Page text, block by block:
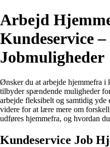
Arbejd
Kundeservice
Jobmuligheder
Ønsker du at arbejde hjemmefra i
tilbyder spændende muligheder
arbejde fleksibelt og samtidig
videre for at lære mere om
udføres hjemmefra, og hvordan
Kundeservice Job